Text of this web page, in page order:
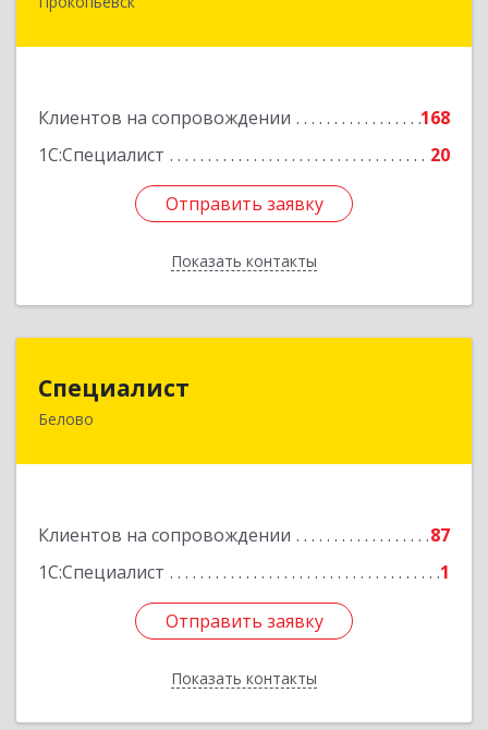
Клиентов на сопровождении
168
1С:Специалист
20
Отправить заявку
Показать контакты
653039, Кемеровская область - Кузбасс,
Подробнее
Отправить заявку
Назад
Специалист
Белово
Клиентов на сопровождении
87
1С:Специалист
1
Отправить заявку
Показать контакты
Кемеровская обл, Белово г, Ленина ул, дом №
Отправить заявку
Назад